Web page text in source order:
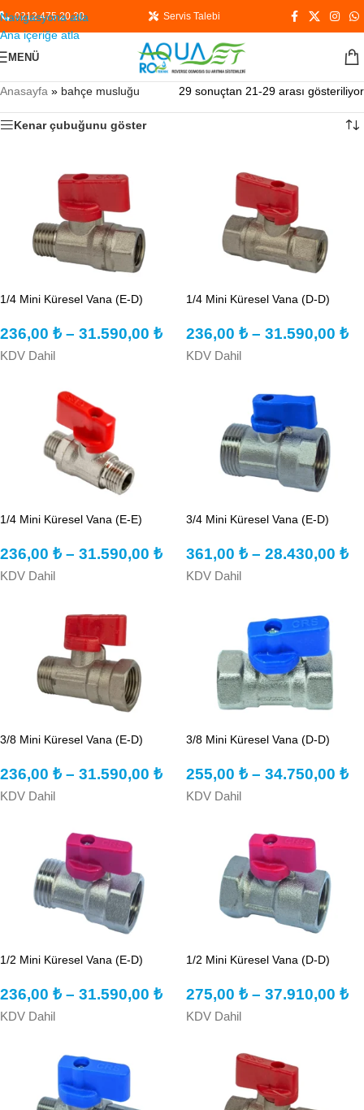
Navigasyona atla
Ana içeriğe atla
0212 475 20 20 Servis Talebi
MENÜ
Anasayfa » bahçe musluğu 29 sonuçtan 21-29 arası gösteriliyor
Kenar çubuğunu göster
1/4 Mini Küresel Vana (E-D)
236,00 ₺ – 31.590,00 ₺
KDV Dahil
1/4 Mini Küresel Vana (D-D)
236,00 ₺ – 31.590,00 ₺
KDV Dahil
1/4 Mini Küresel Vana (E-E)
236,00 ₺ – 31.590,00 ₺
KDV Dahil
3/4 Mini Küresel Vana (E-D)
361,00 ₺ – 28.430,00 ₺
KDV Dahil
3/8 Mini Küresel Vana (E-D)
236,00 ₺ – 31.590,00 ₺
KDV Dahil
3/8 Mini Küresel Vana (D-D)
255,00 ₺ – 34.750,00 ₺
KDV Dahil
1/2 Mini Küresel Vana (E-D)
236,00 ₺ – 31.590,00 ₺
KDV Dahil
1/2 Mini Küresel Vana (D-D)
275,00 ₺ – 37.910,00 ₺
KDV Dahil